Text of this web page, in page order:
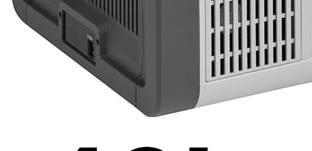
ISOLATION & HIVERNAGE
Gamme CLAIRVAL
Gamme de volets ISOPLAIR
Gamme de volets THERMOCOVER
Gamme de volets VISIOPLAIR
Rideaux volets isolants intérieurs
Isolation thermique phonique
Gamme de volets BRUNNER
Rideaux volets isolants extérieurs
Housse camping-cars et caravanes
OUVERTURES & PORTES